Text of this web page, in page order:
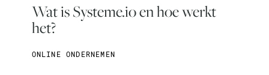
Wat is Systeme.io en hoe werkt
het?
ONLINE ONDERNEMEN